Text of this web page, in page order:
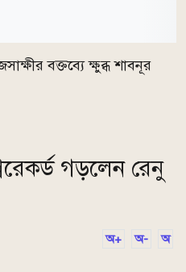
বক্তব্যে ক্ষুব্ধ শাবনূর
গড়লেন রেনু
অ+ অ- অ